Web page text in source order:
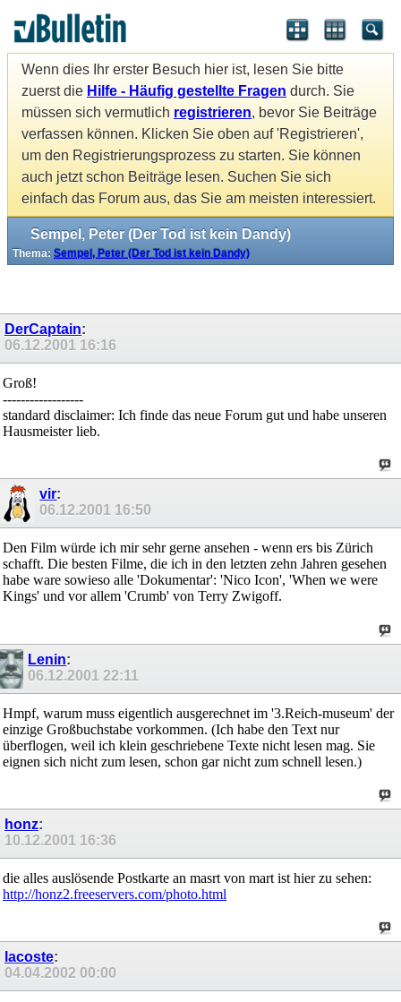
Wenn dies Ihr erster Besuch hier ist, lesen Sie bitte
zuerst die Hilfe - Häufig gestellte Fragen durch. Sie
müssen sich vermutlich registrieren, bevor Sie Beiträge
verfassen können. Klicken Sie oben auf 'Registrieren',
um den Registrierungsprozess zu starten. Sie können
auch jetzt schon Beiträge lesen. Suchen Sie sich
einfach das Forum aus, das Sie am meisten interessiert.
Sempel, Peter (Der Tod ist kein Dandy)
Thema: Sempel, Peter (Der Tod ist kein Dandy)
DerCaptain:
06.12.2001 16:16
Groß!
------------------
standard disclaimer: Ich finde das neue Forum gut und habe unseren
Hausmeister lieb.
vir:
06.12.2001 16:50
Den Film würde ich mir sehr gerne ansehen - wenn ers bis Zürich
schafft. Die besten Filme, die ich in den letzten zehn Jahren gesehen
habe ware sowieso alle 'Dokumentar': 'Nico Icon', 'When we were
Kings' und vor allem 'Crumb' von Terry Zwigoff.
Lenin:
06.12.200122:11
Hmpf, warum muss eigentlich ausgerechnet im '3.Reich-museum' der
einzige Großbuchstabe vorkommen. (Ich habe den Text nur
überflogen, weil ich klein geschriebene Texte nicht lesen mag. Sie
eignen sich nicht zum lesen, schon gar nicht zum schnell lesen.)
honz:
10.12.2001 16:36
die alles auslösende Postkarte an masrt von mart ist hier zu sehen:
http://honz2.freeservers.com/photo.html
lacoste:
04.04.2002 00:00